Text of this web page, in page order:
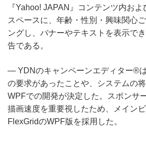
『Yahoo! JAPAN』コンテンツ内お
スペースに、年齢・性別・興味関心
ングし、バナーやテキストを表示で
告である。
― YDNのキャンペーンエディター®
の要求があったことや、システムの
WPFでの開発が決定した。スポンサ
描画速度を重要視したため、メイン
FlexGridのWPF版を採用した。